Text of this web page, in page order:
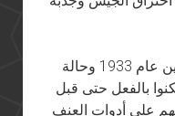
هنا يكمن أهم فرق بين حالة النازيين عام 1933 وحالة
بالفعل حتى قبل
على أدوات العنف